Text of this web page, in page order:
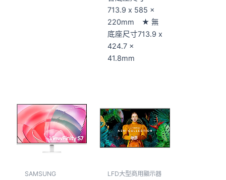
713.9 x 585 x
220mm ★ 無
底座尺寸713.9 x
424.7 x
41.8mm
SAMSUNG LFD大型商用顯示器